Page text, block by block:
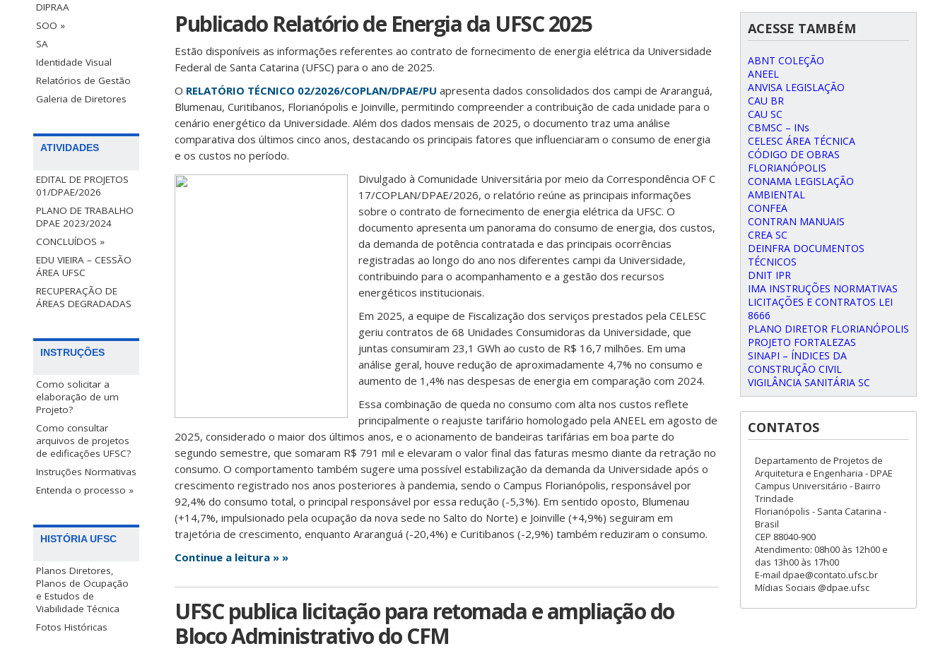
DIPRAA
SOO »
SA
Identidade Visual
Relatórios de Gestão
Galeria de Diretores
ATIVIDADES
EDITAL DE PROJETOS
01/DPAE/2026
PLANO DE TRABALHO
DPAE 2023/2024
CONCLUÍDOS »
EDU VIEIRA – CESSÃO
ÁREA UFSC
RECUPERAÇÃO DE
ÁREAS DEGRADADAS
INSTRUÇÕES
Como solicitar a
elaboração de um
Projeto?
Como consultar
arquivos de projetos
de edificações UFSC?
Instruções Normativas
Entenda o processo »
HISTÓRIA UFSC
Planos Diretores,
Planos de Ocupação
e Estudos de
Viabilidade Técnica
Fotos Históricas
Publicado Relatório de Energia da UFSC 2025
Estão disponíveis as informações referentes ao contrato de fornecimento de energia elétrica da Universidade
Federal de Santa Catarina (UFSC) para o ano de 2025.
O RELATÓRIO TÉCNICO 02/2026/COPLAN/DPAE/PU apresenta dados consolidados dos campi de Araranguá,
Blumenau, Curitibanos, Florianópolis e Joinville, permitindo compreender a contribuição de cada unidade para o
cenário energético da Universidade. Além dos dados mensais de 2025, o documento traz uma análise
comparativa dos últimos cinco anos, destacando os principais fatores que influenciaram o consumo de energia
e os custos no período.
Divulgado à Comunidade Universitária por meio da Correspondência OF C
17/COPLAN/DPAE/2026, o relatório reúne as principais informações
sobre o contrato de fornecimento de energia elétrica da UFSC. O
documento apresenta um panorama do consumo de energia, dos custos,
da demanda de potência contratada e das principais ocorrências
registradas ao longo do ano nos diferentes campi da Universidade,
contribuindo para o acompanhamento e a gestão dos recursos
energéticos institucionais.
Em 2025, a equipe de Fiscalização dos serviços prestados pela CELESC
geriu contratos de 68 Unidades Consumidoras da Universidade, que
juntas consumiram 23,1 GWh ao custo de R$ 16,7 milhões. Em uma
análise geral, houve redução de aproximadamente 4,7% no consumo e
aumento de 1,4% nas despesas de energia em comparação com 2024.
Essa combinação de queda no consumo com alta nos custos reflete
principalmente o reajuste tarifário homologado pela ANEEL em agosto de
2025, considerado o maior dos últimos anos, e o acionamento de bandeiras tarifárias em boa parte do
segundo semestre, que somaram R$ 791 mil e elevaram o valor final das faturas mesmo diante da retração no
consumo. O comportamento também sugere uma possível estabilização da demanda da Universidade após o
crescimento registrado nos anos posteriores à pandemia, sendo o Campus Florianópolis, responsável por
92,4% do consumo total, o principal responsável por essa redução (-5,3%). Em sentido oposto, Blumenau
(+14,7%, impulsionado pela ocupação da nova sede no Salto do Norte) e Joinville (+4,9%) seguiram em
trajetória de crescimento, enquanto Araranguá (-20,4%) e Curitibanos (-2,9%) também reduziram o consumo.
Continue a leitura » »
UFSC publica licitação para retomada e ampliação do
Bloco Administrativo do CFM
ACESSE TAMBÉM
ABNT COLEÇÃO
ANEEL
ANVISA LEGISLAÇÃO
CAU BR
CAU SC
CBMSC – INs
CELESC ÁREA TÉCNICA
CÓDIGO DE OBRAS
FLORIANÓPOLIS
CONAMA LEGISLAÇÃO
AMBIENTAL
CONFEA
CONTRAN MANUAIS
CREA SC
DEINFRA DOCUMENTOS
TÉCNICOS
DNIT IPR
IMA INSTRUÇÕES NORMATIVAS
LICITAÇÕES E CONTRATOS LEI
8666
PLANO DIRETOR FLORIANÓPOLIS
PROJETO FORTALEZAS
SINAPI – ÍNDICES DA
CONSTRUÇÃO CIVIL
VIGILÂNCIA SANITÁRIA SC
CONTATOS
Departamento de Projetos de
Arquitetura e Engenharia - DPAE
Campus Universitário - Bairro
Trindade
Florianópolis - Santa Catarina -
Brasil
CEP 88040-900
Atendimento: 08h00 às 12h00 e
das 13h00 às 17h00
E-mail dpae@contato.ufsc.br
Mídias Sociais @dpae.ufsc